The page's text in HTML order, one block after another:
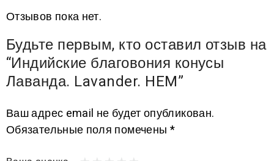
Отзывов пока нет.
Будьте первым, кто оставил отзыв на
“Индийские благовония конусы
Лаванда. Lavander. HEM”
Ваш адрес email не будет опубликован.
Обязательные поля помечены *